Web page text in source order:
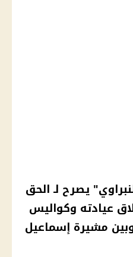
يصرح لـ الحق
عيادته وكواليس
مشيرة إسماعيل